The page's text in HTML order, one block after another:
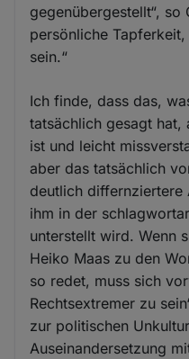
gegenübergestellt“, so
persönliche
sein.“
Ich finde, dass das,
tatsächlich gesagt hat,
ist und leicht
aber das tatsächlich
deutlich differnziertere
ihm in der
unterstellt wird. Wenn
Heiko Maas zu den
so redet, muss sich
Rechtsextremer zu
zur politischen
Auseinandersetzung